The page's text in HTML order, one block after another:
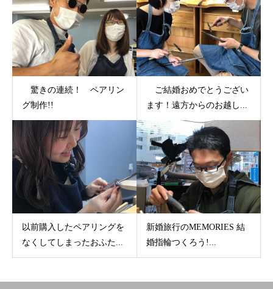
驚きの連続！ ペアリン
グ制作!!
ご結婚おめでとうござい
ます！遠方からのお越し...
以前購入したペアリングを
なくしてしまったおふた...
新婚旅行のMEMORIES 結
婚指輪つくろう!...